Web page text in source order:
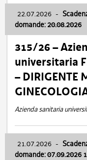
22.07.2026 -
domande: 20.08.2026
315/26 –
universitaria
– DIRIGENTE
Azienda sanitaria
21.07.2026 -
domande: 07.09.2026